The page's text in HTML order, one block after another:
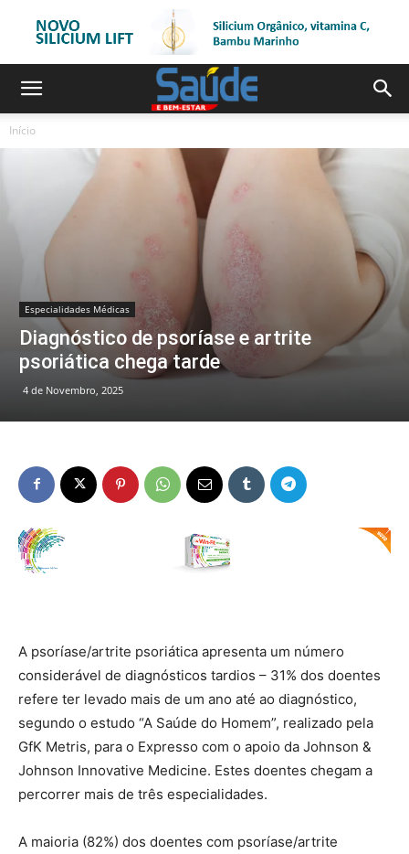
Início
Especialidades Médicas
Diagnóstico de psoríase e artrite
psoriática chega tarde
4 de Novembro, 2025
A psoríase/artrite psoriática apresenta um número
considerável de diagnósticos tardios – 31% dos doentes
refere ter levado mais de um ano até ao diagnóstico,
segundo o estudo “A Saúde do Homem”, realizado pela
GfK Metris, para o Expresso com o apoio da Johnson &
Johnson Innovative Medicine. Estes doentes chegam a
percorrer mais de três especialidades.
A maioria (82%) dos doentes com psoríase/artrite